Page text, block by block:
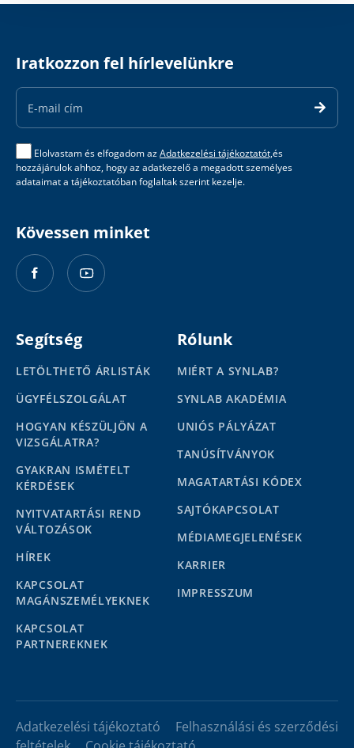
Iratkozzon fel hírlevelünkre
Email
Address
Elolvastam és elfogadom azAdatkezelési tájékoztatót,és
hozzájárulok ahhoz, hogy az adatkezelő a megadott személyes
adataimat a tájékoztatóban foglaltak szerint kezelje.
Kövessen minket
Segítség
LETÖLTHETŐ ÁRLISTÁK
ÜGYFÉLSZOLGÁLAT
HOGYAN KÉSZÜLJÖN A
VIZSGÁLATRA?
GYAKRAN ISMÉTELT
KÉRDÉSEK
NYITVATARTÁSI REND
VÁLTOZÁSOK
HÍREK
KAPCSOLAT
MAGÁNSZEMÉLYEKNEK
KAPCSOLAT
PARTNEREKNEK
Rólunk
MIÉRT A SYNLAB?
SYNLAB AKADÉMIA
UNIÓS PÁLYÁZAT
TANÚSÍTVÁNYOK
MAGATARTÁSI KÓDEX
SAJTÓKAPCSOLAT
MÉDIAMEGJELENÉSEK
KARRIER
IMPRESSZUM
Adatkezelési tájékoztató
Felhasználási és szerződési